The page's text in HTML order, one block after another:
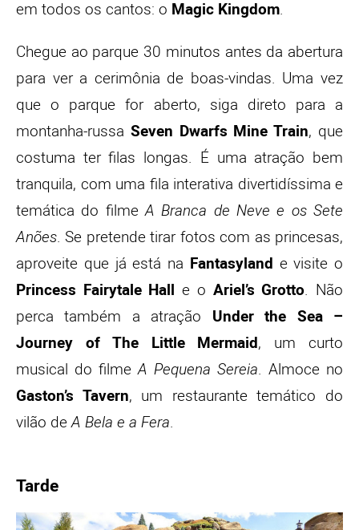
em todos os cantos: o Magic Kingdom.
Chegue ao parque 30 minutos antes da abertura
para ver a cerimônia de boas-vindas. Uma vez
que o parque for aberto, siga direto para a
montanha-russa Seven Dwarfs Mine Train, que
costuma ter filas longas. É uma atração bem
tranquila, com uma fila interativa divertidíssima e
temática do filmeA Branca de Neve e os Sete
Anões. Se pretende tirar fotos com as princesas,
aproveite que já está na Fantasyland e visite o
Princess Fairytale Hall
e o Ariel’s Grotto. Não
perca também a atração Under the Sea –
Journey of The Little Mermaid, um curto
musical do filmeA Pequena Sereia. Almoce no
Gaston’s Tavern, um restaurante temático do
vilão deA Bela e a Fera.
Tarde